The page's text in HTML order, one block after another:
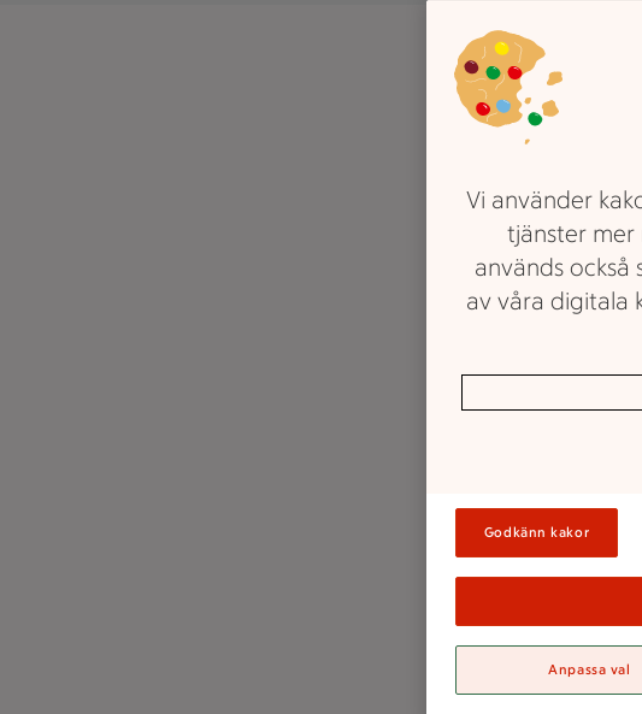
Vi använder
tjänster mer
används också
av våra digitala
Godkänn kakor
Anpassa val